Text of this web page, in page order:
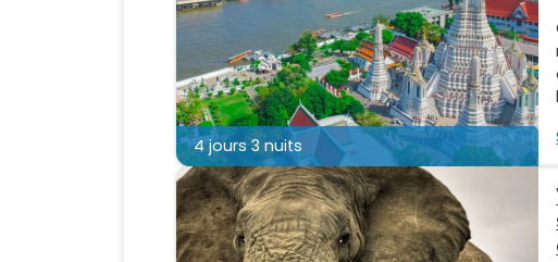
4 jours 3 nuits